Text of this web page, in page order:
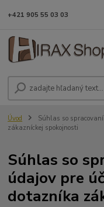
+421 905 55 03 03
Úvod
Súhlas so
zákazníckej spokojnosti
Súhlas so
údajov pre
dotazníka